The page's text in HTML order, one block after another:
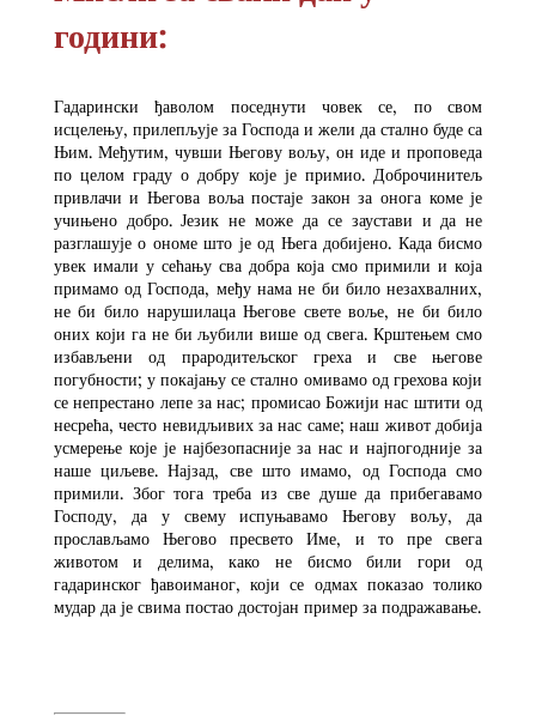
години:
Гадарински ђаволом поседнути човек се, по свом
исцелењу, прилепљује за Господа и жели да стално буде са
Њим. Међутим, чувши Његову вољу, он иде и проповеда
по целом граду о добру које је примио. Доброчинитељ
привлачи и Његова воља постаје закон за онога коме је
учињено добро. Језик не може да се заустави и да не
разглашује о ономе што је од Њега добијено. Када бисмо
увек имали у сећању сва добра која смо примили и која
примамо од Господа, међу нама не би било незахвалних,
не би било нарушилаца Његове свете воље, не би било
оних који га не би љубили више од свега. Крштењем смо
избављени од прародитељског греха и све његове
погубности; у покајању се стално омивамо од грехова који
се непрестано лепе за нас; промисао Божији нас штити од
несрећа, често невидљивих за нас саме; наш живот добија
усмерење које је најбезопасније за нас и најпогодније за
наше циљеве. Најзад, све што имамо, од Господа смо
примили. Због тога треба из све душе да прибегавамо
Господу, да у свему испуњавамо Његову вољу, да
прослављамо Његово пресвето Име, и то пре свега
животом и делима, како не бисмо били гори од
гадаринског ђавоиманог, који се одмах показао толико
мудар да је свима постао достојан пример за подражавање.